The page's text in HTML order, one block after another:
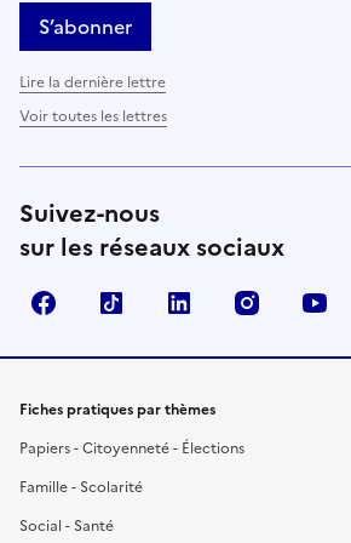
S’abonner
Lire la dernière lettre
Voir toutes les lettres
Suivez-nous
sur les réseaux sociaux
FacebookTikTok LinkedIn Instagram
Fiches pratiques par thèmes
Papiers - Citoyenneté - Élections
Famille - Scolarité
Social - Santé